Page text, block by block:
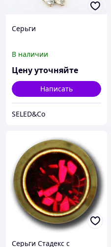
Серьги
В наличии
Цену уточняйте
Написать
SELED&Co
Серьги Стадекс с